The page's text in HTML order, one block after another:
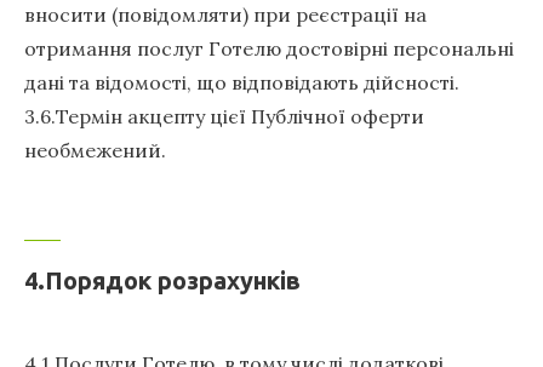
вносити (повідомляти) при реєстрації на
отримання послуг Готелю достовірні персональні
дані та відомості, що відповідають дійсності.
3.6.Термін акцепту цієї Публічної оферти
необмежений.
4.Порядок розрахунків